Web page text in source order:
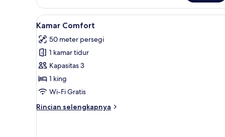
Kamar
Comfort
Lihat
semua
foto
untuk
Kamar
Comfort
Brankas, meja kerja, tirai
8
Kamar Comfort
50 meter persegi
1 kamar tidur
Kapasitas 3
1 king
Wi-Fi Gratis
Rincian selengkapnya
Rincian